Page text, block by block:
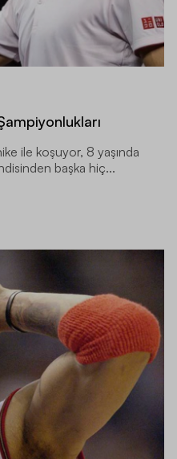
ile koşuyor, 8 yaşında
başka hiç...